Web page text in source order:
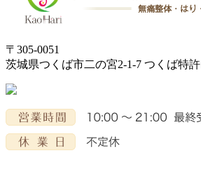
〒305-0051
茨城県つくば市二の宮2-1-7 つくば特